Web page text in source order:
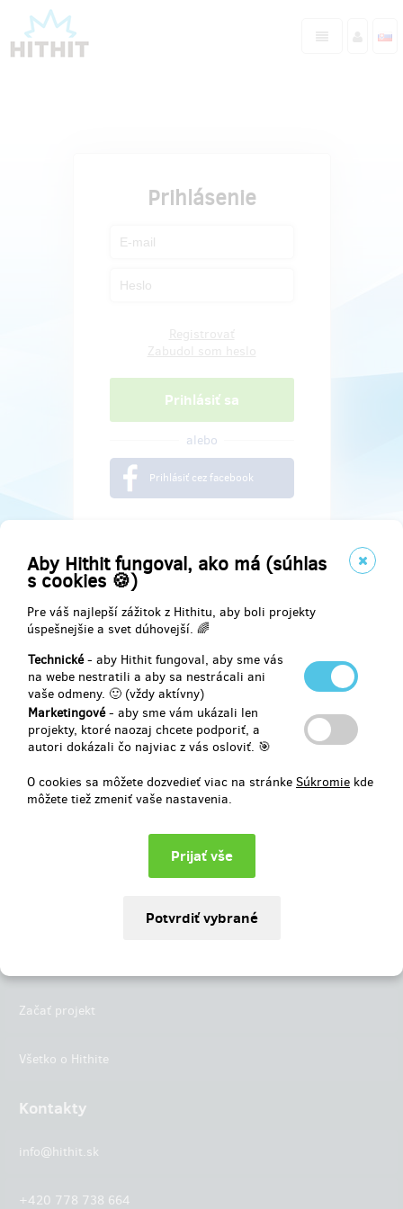
Aby Hithit fungoval, ako má (súhlas
s cookies 🍪)
Pre váš najlepší zážitok z Hithitu, aby boli projekty
úspešnejšie a svet dúhovejší. 🌈
Technické- aby Hithit fungoval, aby sme vás
na webe nestratili a aby sa nestrácali ani
vaše odmeny. 🙂 (vždy aktívny)
Marketingové- aby sme vám ukázali len
projekty, ktoré naozaj chcete podporiť, a
autori dokázali čo najviac z vás osloviť. 🎯
O cookies sa môžete dozvedieť viac na stránke Súkromie kde
môžete tiež zmeniť vaše nastavenia.
Prihlásenie
alebo
Prihlásiť cez facebook
Najdete nás na
Začať projekt
Všetko o Hithite
Kontakty
info@hithit.sk
+420 778 738 664